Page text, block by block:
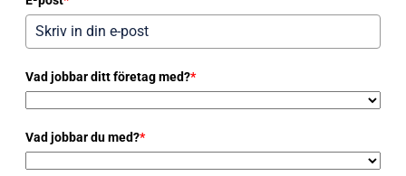
Vad jobbar ditt företag med?*
Vad jobbar du med?*